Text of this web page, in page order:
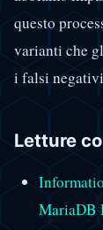
questo
varianti che
i falsi
Letture
MariaDB